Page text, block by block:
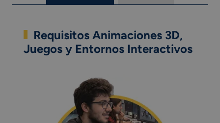
Requisitos Animaciones 3D,
Juegos y Entornos Interactivos